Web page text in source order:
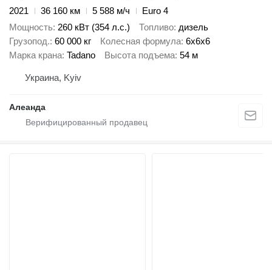
2021
36 160 км 5 588 м/ч
Euro 4
Мощность 260 кВт (354 л.с.) Топливо дизель
Грузопод. 60 000 кг Колесная формула 6x6x6
Марка крана Tadano Высота подъема 54 м
Украина, Kyiv
Алеанда